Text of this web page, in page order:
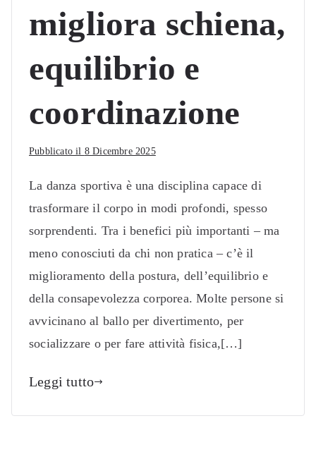
migliora schiena,
equilibrio e
coordinazione
Pubblicato il 8 Dicembre 2025
La danza sportiva è una disciplina capace di
trasformare il corpo in modi profondi, spesso
sorprendenti. Tra i benefici più importanti – ma
meno conosciuti da chi non pratica – c’è il
miglioramento della postura, dell’equilibrio e
della consapevolezza corporea. Molte persone si
avvicinano al ballo per divertimento, per
socializzare o per fare attività fisica,[…]
Leggi tutto